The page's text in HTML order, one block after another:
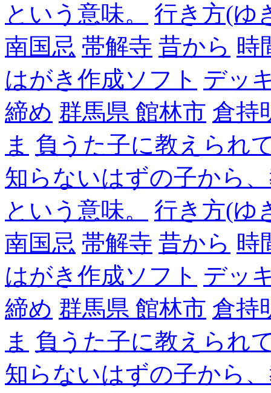
という意味。
行き方(ゆ
南国忌 帯解寺 昔から 時
はがき作成ソフト デッ
締め 群馬県 館林市 倉持
ま 負うた子に教えられ
知らないはずの子から
という意味。
行き方(ゆ
南国忌 帯解寺 昔から 時
はがき作成ソフト デッ
締め 群馬県 館林市 倉持
ま 負うた子に教えられ
知らないはずの子から